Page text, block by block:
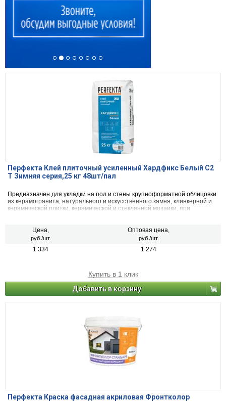
Перфекта Клей плиточный усиленный Хардфикс Белый C2
Т Зимняя серия,25 кг 48шт/пал
Предназначен для укладки на пол и стены крупноформатной облицовки
из керамогранита, натурального и искусственного камня, клинкерной и
керамической плитки, керамической и стеклянной мозаики, при
вертикального сползания (Т).
Цена,
руб./шт.
Оптовая цена,
руб./шт.
1 334 1 274
Купить в 1 клик
Добавить в корзину
Перфекта Краска фасадная акриловая Фронтколор